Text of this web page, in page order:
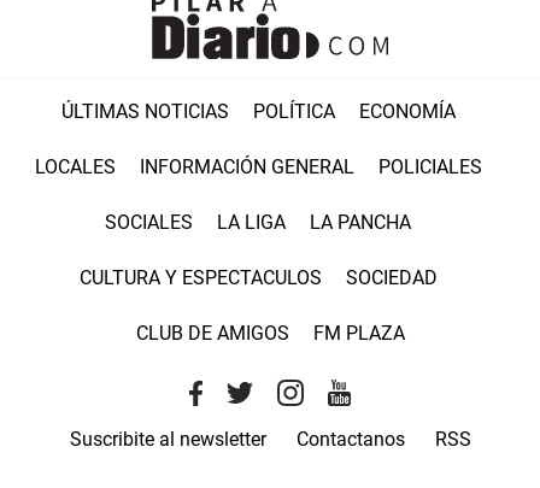
ÚLTIMAS NOTICIAS POLÍTICA ECONOMÍA
LOCALES INFORMACIÓN GENERAL POLICIALES
SOCIALES LA LIGA LA PANCHA
CULTURA Y ESPECTACULOS SOCIEDAD
CLUB DE AMIGOS FM PLAZA
Suscribite al newsletter Contactanos RSS